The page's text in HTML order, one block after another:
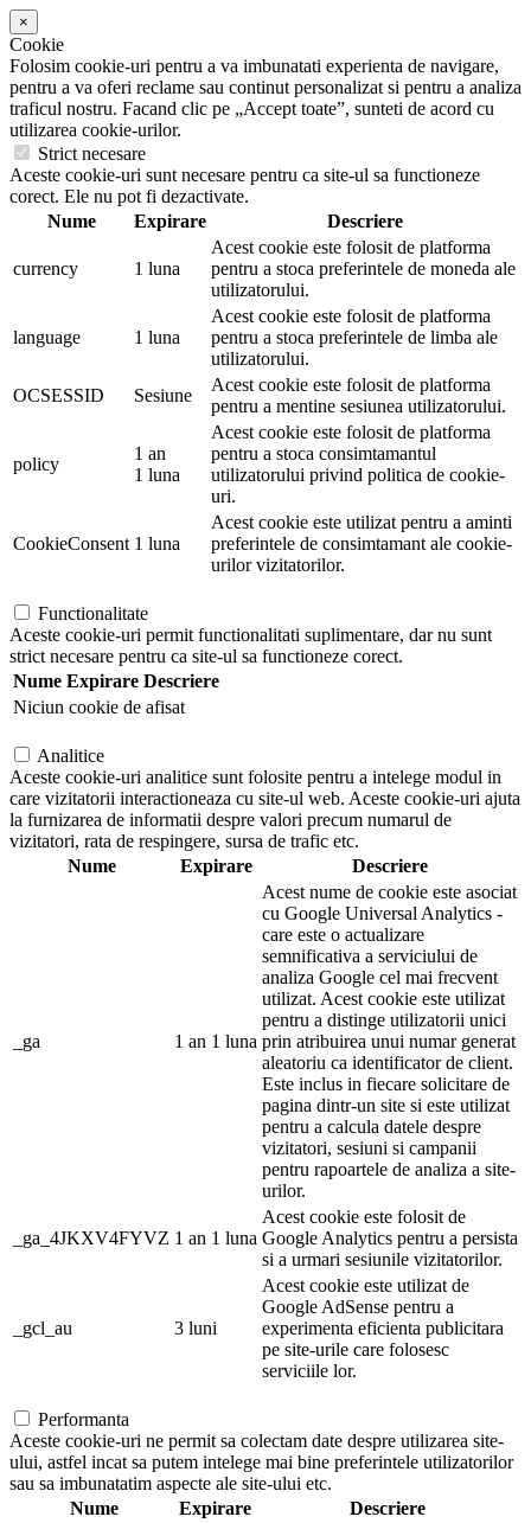
×
Cookie
Folosim cookie-uri pentru a va imbunatati experienta de navigare,
pentru a va oferi reclame sau continut personalizat si pentru a analiza
traficul nostru. Facand clic pe „Accept toate”, sunteti de acord cu
utilizarea cookie-urilor.
Strict necesare
Aceste cookie-uri sunt necesare pentru ca site-ul sa functioneze
corect. Ele nu pot fi dezactivate.
Nume
Expirare Descriere
currency 1 luna
Acest cookie este folosit de platforma
pentru a stoca preferintele de moneda ale
utilizatorului.
language 1 luna
Acest cookie este folosit de platforma
pentru a stoca preferintele de limba ale
utilizatorului.
OCSESSID
Sesiune
Acest cookie este folosit de platforma
pentru a mentine sesiunea utilizatorului.
policy
1 an
1 luna
Acest cookie este folosit de platforma
pentru a stoca consimtamantul
utilizatorului privind politica de cookie-
uri.
CookieConsent 1 luna
Acest cookie este utilizat pentru a aminti
preferintele de consimtamant ale cookie-
urilor vizitatorilor.
Functionalitate
Aceste cookie-uri permit functionalitati suplimentare, dar nu sunt
strict necesare pentru ca site-ul sa functioneze corect.
Nume Expirare Descriere
Niciun cookie de afisat
Analitice
Aceste cookie-uri analitice sunt folosite pentru a intelege modul in
care vizitatorii interactioneaza cu site-ul web. Aceste cookie-uri ajuta
la furnizarea de informatii despre valori precum numarul de
vizitatori, rata de respingere, sursa de trafic etc.
Nume
Expirare Descriere
_ga 1 an 1 luna
Acest nume de cookie este asociat
cu Google Universal Analytics -
care este o actualizare
semnificativa a serviciului de
analiza Google cel mai frecvent
utilizat. Acest cookie este utilizat
pentru a distinge utilizatorii unici
prin atribuirea unui numar generat
aleatoriu ca identificator de client.
Este inclus in fiecare solicitare de
pagina dintr-un site si este utilizat
pentru a calcula datele despre
vizitatori, sesiuni si campanii
pentru rapoartele de analiza a site-
urilor.
_ga_4JKXV4FYVZ 1 an 1 luna
Acest cookie este folosit de
Google Analytics pentru a persista
si a urmari sesiunile vizitatorilor.
_gcl_au 3 luni
Acest cookie este utilizat de
Google AdSense pentru a
experimenta eficienta publicitara
pe site-urile care folosesc
serviciile lor.
Performanta
Aceste cookie-uri ne permit sa colectam date despre utilizarea site-
ului, astfel incat sa putem intelege mai bine preferintele utilizatorilor
sau sa imbunatatim aspecte ale site-ului etc.
Nume
Expirare Descriere